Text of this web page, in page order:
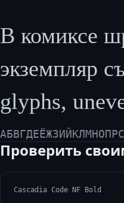
В комиксе
экземпляр
glyphs,
Проверить
Cascadia Code NF Bold